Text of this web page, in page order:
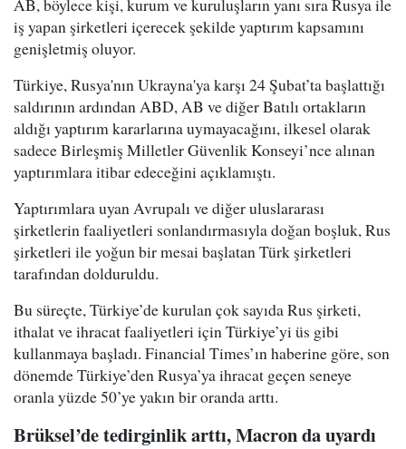
AB, böylece kişi, kurum ve kuruluşların yanı sıra Rusya ile
iş yapan şirketleri içerecek şekilde yaptırım kapsamını
genişletmiş oluyor.
Türkiye, Rusya'nın Ukrayna'ya karşı 24 Şubat’ta başlattığı
saldırının ardından ABD, AB ve diğer Batılı ortakların
aldığı yaptırım kararlarına uymayacağını, ilkesel olarak
sadece Birleşmiş Milletler Güvenlik Konseyi’nce alınan
yaptırımlara itibar edeceğini açıklamıştı.
Yaptırımlara uyan Avrupalı ve diğer uluslararası
şirketlerin faaliyetleri sonlandırmasıyla doğan boşluk, Rus
şirketleri ile yoğun bir mesai başlatan Türk şirketleri
tarafından dolduruldu.
Bu süreçte, Türkiye’de kurulan çok sayıda Rus şirketi,
ithalat ve ihracat faaliyetleri için Türkiye’yi üs gibi
kullanmaya başladı. Financial Times’ın haberine göre, son
dönemde Türkiye’den Rusya’ya ihracat geçen seneye
oranla yüzde 50’ye yakın bir oranda arttı.
Brüksel’de tedirginlik arttı, Macron da uyardı